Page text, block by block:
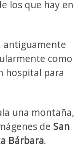
los que hay en
antiguamente
como
hospital para
una montaña,
de San
Bárbara.